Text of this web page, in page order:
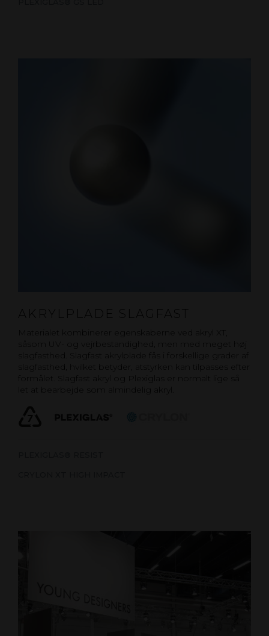
AKRYLPLADE SLAGFAST
Materialet kombinerer egenskaberne ved akryl XT,
såsom UV- og vejrbestandighed, men med meget høj
slagfasthed. Slagfast akrylplade fås i forskellige grader af
slagfasthed, hvilket betyder, atstyrken kan tilpasses efter
formålet. Slagfast akryl og Plexiglas er normalt lige så
let at bearbejde som almindelig akryl.